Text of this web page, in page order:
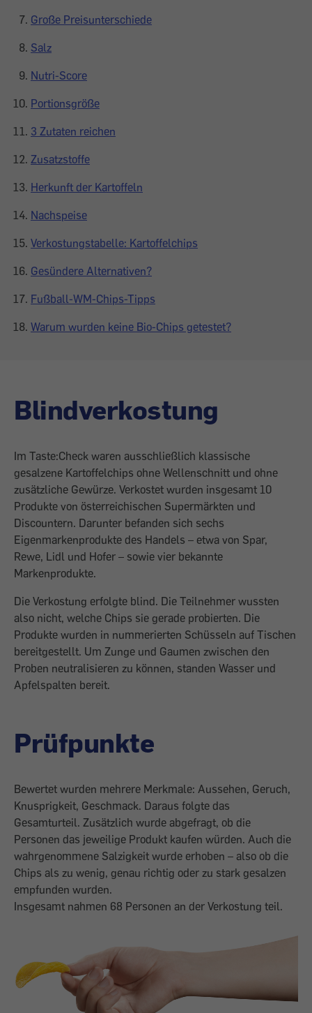
Große Preisunterschiede
Salz
Nutri-Score
Portionsgröße
3 Zutaten reichen
Zusatzstoffe
Herkunft der Kartoffeln
Nachspeise
Verkostungstabelle: Kartoffelchips
Gesündere Alternativen?
Fußball-WM-Chips-Tipps
Warum wurden keine Bio-Chips getestet?
Blindverkostung
Im Taste:Check waren ausschließlich klassische
gesalzene Kartoffelchips ohne Wellenschnitt und ohne
zusätzliche Gewürze. Verkostet wurden insgesamt 10
Produkte von österreichischen Supermärkten und
Discountern. Darunter befanden sich sechs
Eigenmarkenprodukte des Handels – etwa von Spar,
Rewe, Lidl und Hofer – sowie vier bekannte
Markenprodukte.
Die Verkostung erfolgte blind. Die Teilnehmer wussten
also nicht, welche Chips sie gerade probierten. Die
Produkte wurden in nummerierten Schüsseln auf Tischen
bereitgestellt. Um Zunge und Gaumen zwischen den
Proben neutralisieren zu können, standen Wasser und
Apfelspalten bereit.
Prüfpunkte
Bewertet wurden mehrere Merkmale: Aussehen, Geruch,
Knusprigkeit, Geschmack. Daraus folgte das
Gesamturteil. Zusätzlich wurde abgefragt, ob die
Personen das jeweilige Produkt kaufen würden. Auch die
wahrgenommene Salzigkeit wurde erhoben – also ob die
Chips als zu wenig, genau richtig oder zu stark gesalzen
empfunden wurden.
Insgesamt nahmen 68 Personen an der Verkostung teil.